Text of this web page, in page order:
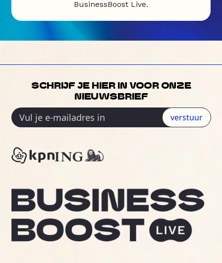
BusinessBoost Live.
SCHRIJF JE HIER IN VOOR ONZE
NIEUWSBRIEF
verstuur